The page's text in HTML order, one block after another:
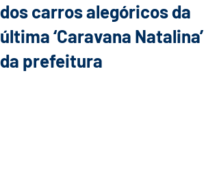
dos carros alegóricos da
última ‘Caravana Natalina’
da prefeitura